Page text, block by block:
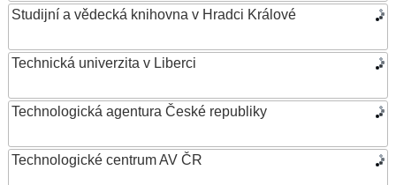
Studijní a vědecká knihovna v Hradci Králové
Technická univerzita v Liberci
Technologická agentura České republiky
Technologické centrum AV ČR